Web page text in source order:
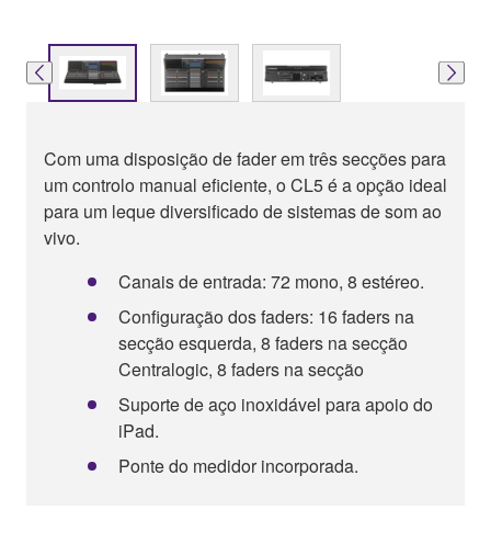
Com uma disposição de fader em três secções para
um controlo manual eficiente, o CL5 é a opção ideal
para um leque diversificado de sistemas de som ao
vivo.
Canais de entrada: 72 mono, 8 estéreo.
Configuração dos faders: 16 faders na
secção esquerda, 8 faders na secção
Centralogic, 8 faders na secção
Suporte de aço inoxidável para apoio do
iPad.
Ponte do medidor incorporada.